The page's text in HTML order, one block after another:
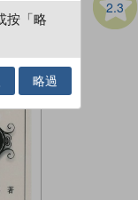
2.3
按「略
略過